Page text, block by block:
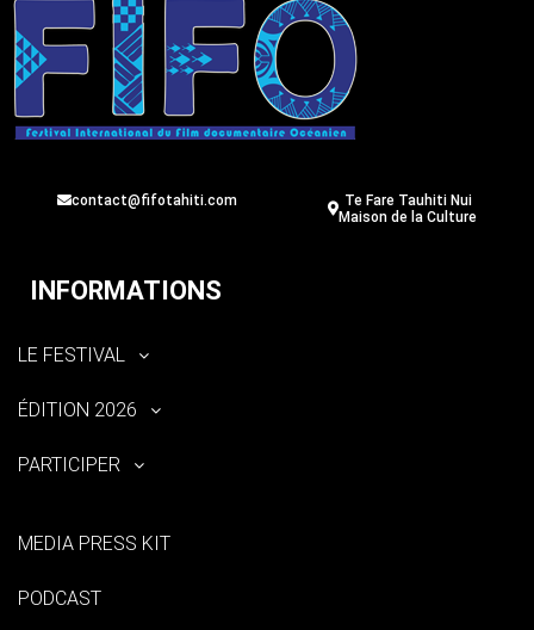
contact@fifotahiti.com
Te Fare Tauhiti Nui
Maison de la Culture
INFORMATIONS
LE FESTIVAL
ÉDITION 2026
PARTICIPER
MEDIA PRESS KIT
PODCAST